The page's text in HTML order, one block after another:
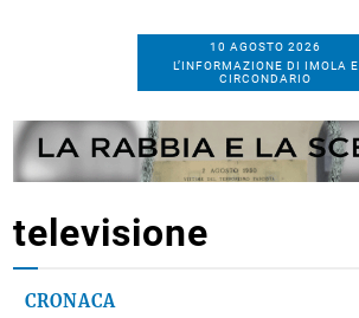
10 AGOSTO 2026
L’INFORMAZIONE DI IMOLA E
CIRCONDARIO
televisione
CRONACA